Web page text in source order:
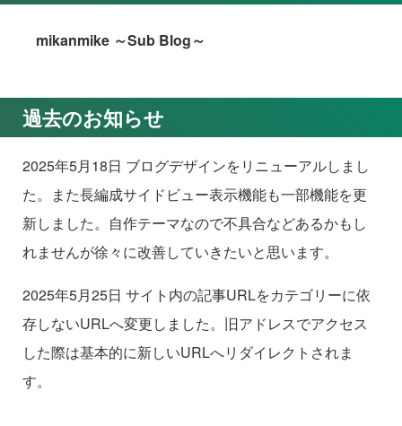
mikanmike ～Sub Blog～
過去のお知らせ
2025年5月18日 ブログデザインをリニューアルしまし
た。また長編成サイドビュー表示機能も一部機能を更
新しました。自作テーマなので不具合などあるかもし
れませんが徐々に改善していきたいと思います。
2025年5月25日 サイト内の記事URLをカテゴリーに依
存しないURLへ変更しました。旧アドレスでアクセス
した際は基本的に新しいURLへリダイレクトされま
す。